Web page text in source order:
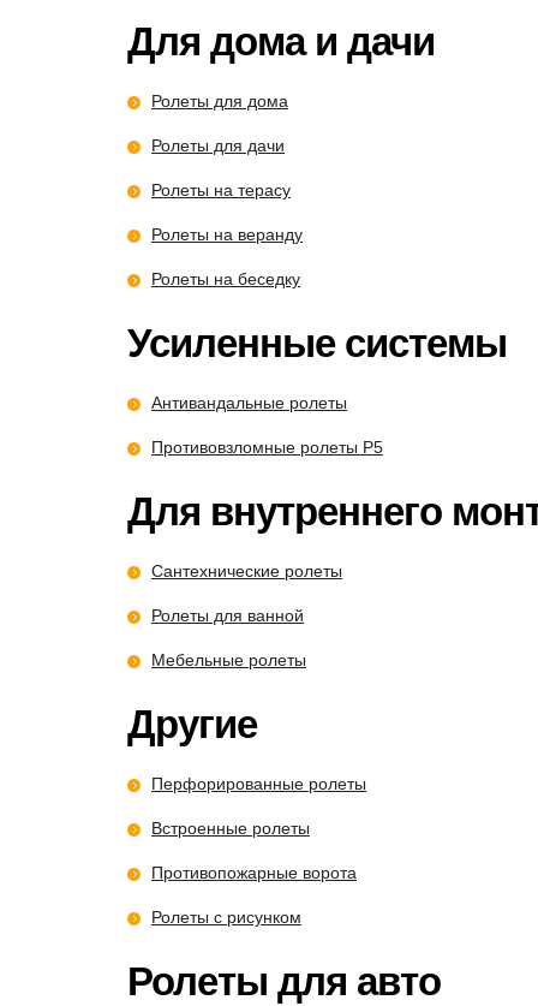
Для дома и дачи
Ролеты для дома
Ролеты для дачи
Ролеты на терасу
Ролеты на веранду
Ролеты на беседку
Усиленные системы
Антивандальные ролеты
Противовзломные ролеты P5
Для внутреннего
Сантехнические ролеты
Ролеты для ванной
Мебельные ролеты
Другие
Перфорированные ролеты
Встроенные ролеты
Противопожарные ворота
Ролеты с рисунком
Ролеты для авто